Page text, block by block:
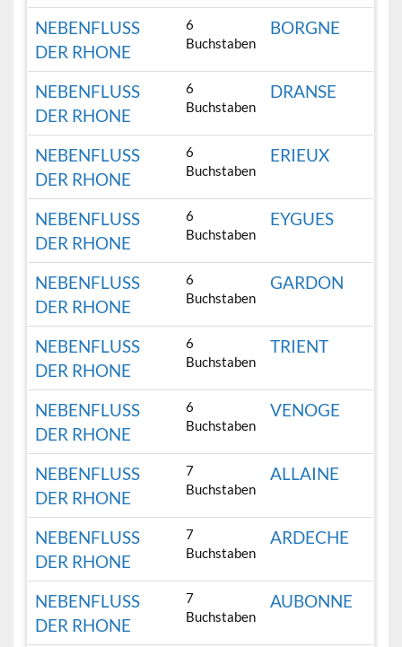
NEBENFLUSS
DER RHONE
6
Buchstaben
BORGNE
NEBENFLUSS
DER RHONE
6
Buchstaben
DRANSE
NEBENFLUSS
DER RHONE
6
Buchstaben
ERIEUX
NEBENFLUSS
DER RHONE
6
Buchstaben
EYGUES
NEBENFLUSS
DER RHONE
6
Buchstaben
GARDON
NEBENFLUSS
DER RHONE
6
Buchstaben
TRIENT
NEBENFLUSS
DER RHONE
6
Buchstaben
VENOGE
NEBENFLUSS
DER RHONE
7
Buchstaben
ALLAINE
NEBENFLUSS
DER RHONE
7
Buchstaben
ARDECHE
NEBENFLUSS
DER RHONE
7
Buchstaben
AUBONNE